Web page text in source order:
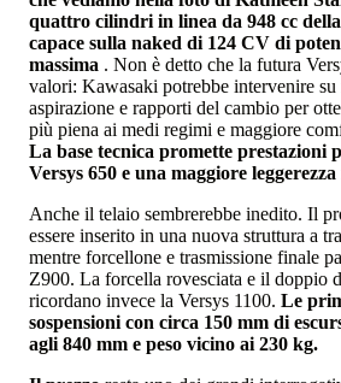
quattro cilindri in linea da 948 cc
capace sulla naked di 124 CV di
massima . Non è detto che la futura
valori: Kawasaki potrebbe intervenire su
aspirazione e rapporti del cambio per
più piena ai medi regimi e maggiore
La base tecnica promette prestazioni
Versys 650 e una maggiore
Anche il telaio sembrerebbe inedito. Il
essere inserito in una nuova struttura a
mentre forcellone e trasmissione finale
Z900. La forcella rovesciata e il doppio
ricordano invece la Versys 1100. Le
sospensioni con circa 150 mm di
agli 840 mm e peso vicino ai 230 kg.